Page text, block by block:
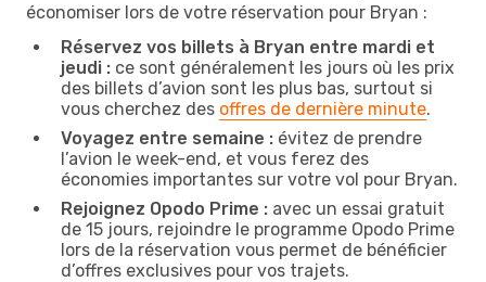
économiser lors de votre réservation pour Bryan :
Réservez vos billets à Bryan entre mardi et
jeudi : ce sont généralement les jours où les prix
des billets d’avion sont les plus bas, surtout si
vous cherchez des offres de dernière minute.
Voyagez entre semaine : évitez de prendre
l’avion le week-end, et vous ferez des
économies importantes sur votre vol pour Bryan.
Rejoignez Opodo Prime : avec un essai gratuit
de 15 jours, rejoindre le programme Opodo Prime
lors de la réservation vous permet de bénéficier
d’offres exclusives pour vos trajets.